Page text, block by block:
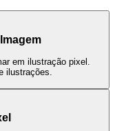
em ilustração pixel.
ilustrações.